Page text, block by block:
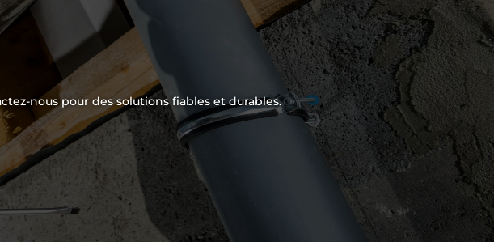
nous pour des solutions fiables et durables.